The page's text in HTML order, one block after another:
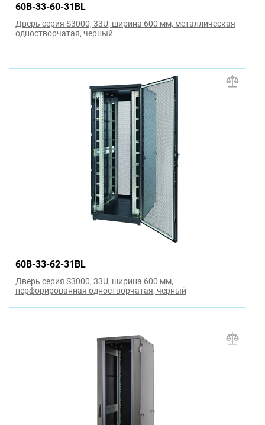
60B-33-60-31BL
Дверь серия S3000, 33U, ширина 600 мм, металлическая
одностворчатая, черный
60B-33-62-31BL
Дверь серия S3000, 33U, ширина 600 мм,
перфорированная одностворчатая, черный